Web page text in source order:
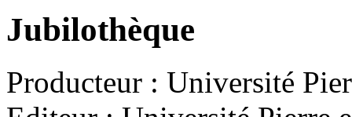
Jubilothèque
Producteur : Université